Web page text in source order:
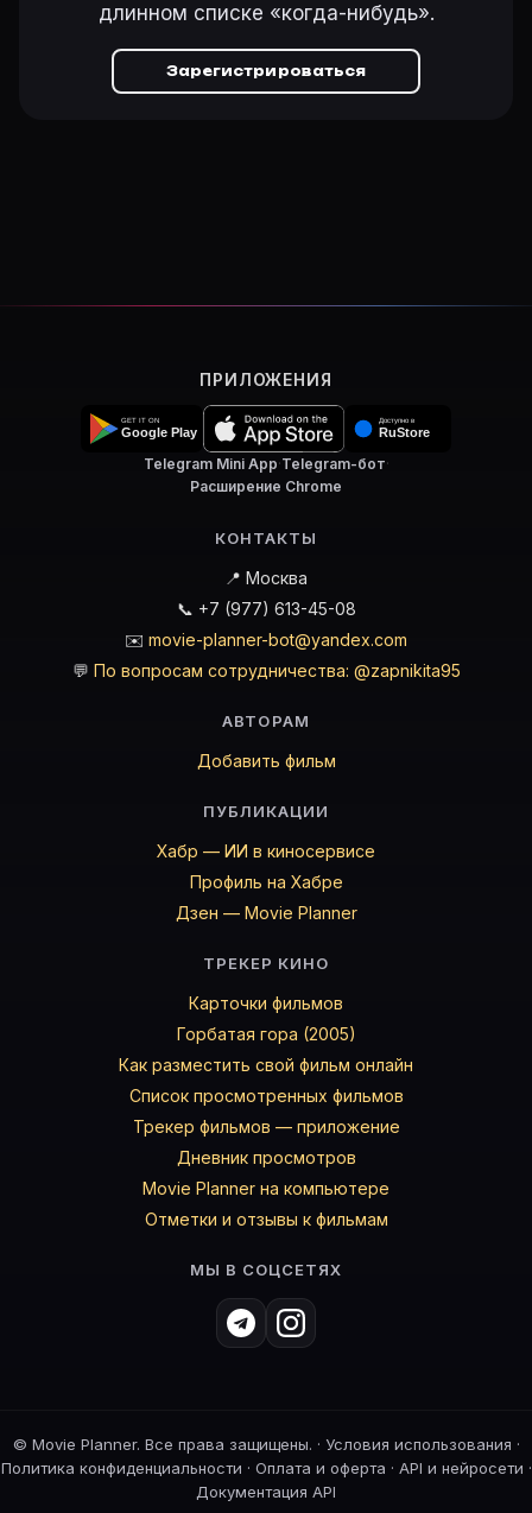
длинном списке «когда-нибудь».
Зарегистрироваться
ПРИЛОЖЕНИЯ
Telegram Mini App·Telegram-бот·
Расширение Chrome
КОНТАКТЫ
📍 Москва
📞 +7 (977) 613-45-08
✉️ movie-planner-bot@yandex.com
💬 По вопросам сотрудничества: @zapnikita95
АВТОРАМ
Добавить фильм
ПУБЛИКАЦИИ
Хабр — ИИ в киносервисе
Профиль на Хабре
Дзен — Movie Planner
ТРЕКЕР КИНО
Карточки фильмов
Горбатая гора (2005)
Как разместить свой фильм онлайн
Список просмотренных фильмов
Трекер фильмов — приложение
Дневник просмотров
Movie Planner на компьютере
Отметки и отзывы к фильмам
МЫ В СОЦСЕТЯХ
© Movie Planner. Все права защищены. · Условия использования ·
Политика конфиденциальности · Оплата и оферта · API и нейросети ·
Документация API